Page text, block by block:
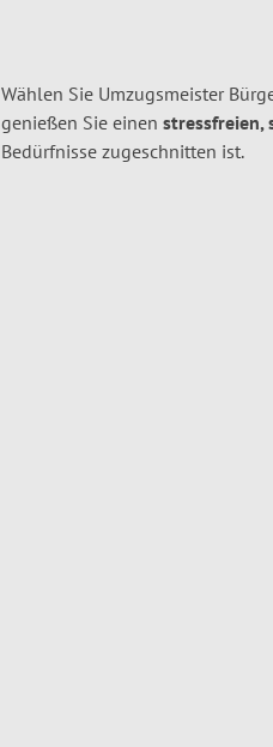
Wählen Sie Umzugsmeister
genießen Sie einen stressfreien,
Bedürfnisse zugeschnitten ist.